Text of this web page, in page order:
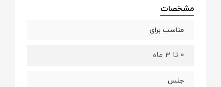
مشخصات
مناسب برای
0 تا 3 ماه
جنس